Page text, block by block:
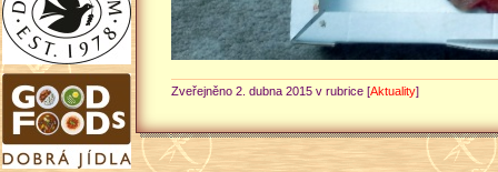
Zveřejněno 2. dubna 2015 v rubrice [Aktuality]